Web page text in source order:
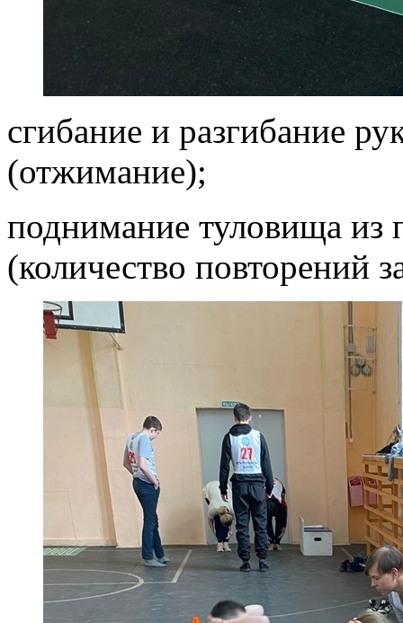
сгибание и разгибание
(отжимание);
поднимание туловища из
(количество повторений